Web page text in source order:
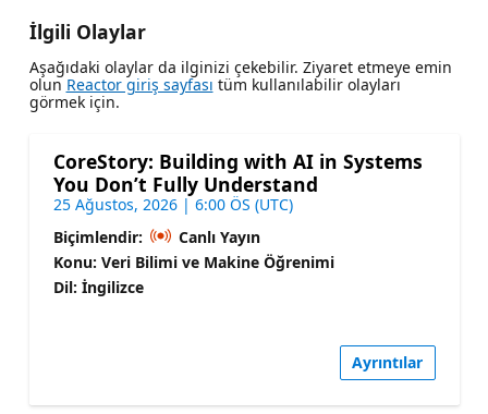
İlgili Olaylar
Aşağıdaki olaylar da ilginizi çekebilir. Ziyaret etmeye emin
olun Reactor giriş sayfası tüm kullanılabilir olayları
görmek için.
CoreStory: Building with AI in Systems
You Don’t Fully Understand
25 Ağustos, 2026 | 6:00 ÖS (UTC)
Biçimlendir:
Canlı Yayın
Konu: Veri Bilimi ve Makine Öğrenimi
Dil: İngilizce
Ayrıntılar